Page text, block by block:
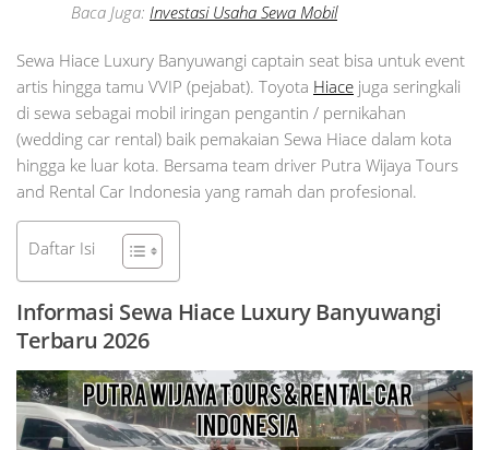
Baca Juga: Investasi Usaha Sewa Mobil
Sewa Hiace Luxury Banyuwangi captain seat bisa untuk event
artis hingga tamu VVIP (pejabat). Toyota Hiace juga seringkali
di sewa sebagai mobil iringan pengantin / pernikahan
(wedding car rental) baik pemakaian Sewa Hiace dalam kota
hingga ke luar kota. Bersama team driver Putra Wijaya Tours
and Rental Car Indonesia yang ramah dan profesional.
Daftar Isi
Informasi Sewa Hiace Luxury Banyuwangi
Terbaru 2026